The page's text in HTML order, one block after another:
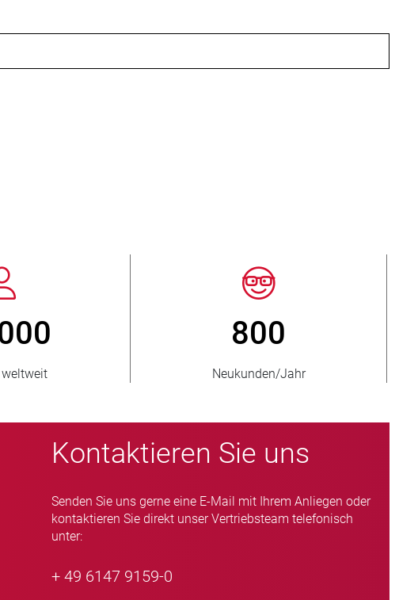
Quetschventil-
Kontaktieren Sie uns
Senden Sie uns gerne eine E-Mail mit Ihrem Anliegen oder
kontaktieren Sie direkt unser Vertriebsteam telefonisch
unter:
+ 49 6147 9159-0